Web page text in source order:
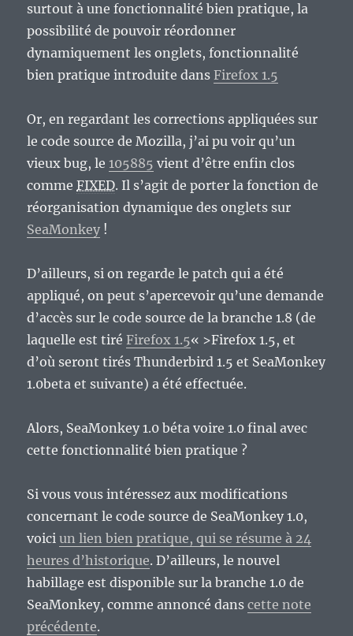
surtout à une fonctionnalité bien pratique, la
possibilité de pouvoir réordonner
dynamiquement les onglets, fonctionnalité
bien pratique introduite dansFirefox 1.5
Or, en regardant les corrections appliquées sur
le code source de Mozilla, j’ai pu voir qu’un
vieux bug, le105885 vient d’être enfin clos
commeFIXED. Il s’agit de porter la fonction de
réorganisation dynamique des onglets sur
SeaMonkey !
D’ailleurs, si on regarde le patch qui a été
appliqué, on peut s’apercevoir qu’une demande
d’accès sur le code source de la branche 1.8 (de
laquelle est tiréFirefox 1.5« >Firefox 1.5, et
d’où seront tirés Thunderbird 1.5 et SeaMonkey
1.0beta et suivante) a été effectuée.
Alors, SeaMonkey 1.0 béta voire 1.0 final avec
cette fonctionnalité bien pratique ?
Si vous vous intéressez aux modifications
concernant le code source de SeaMonkey 1.0,
voiciun lien bien pratique, qui se résume à 24
heures d’historique. D’ailleurs, le nouvel
habillage est disponible sur la branche 1.0 de
SeaMonkey, comme annoncé danscette note
précédente.